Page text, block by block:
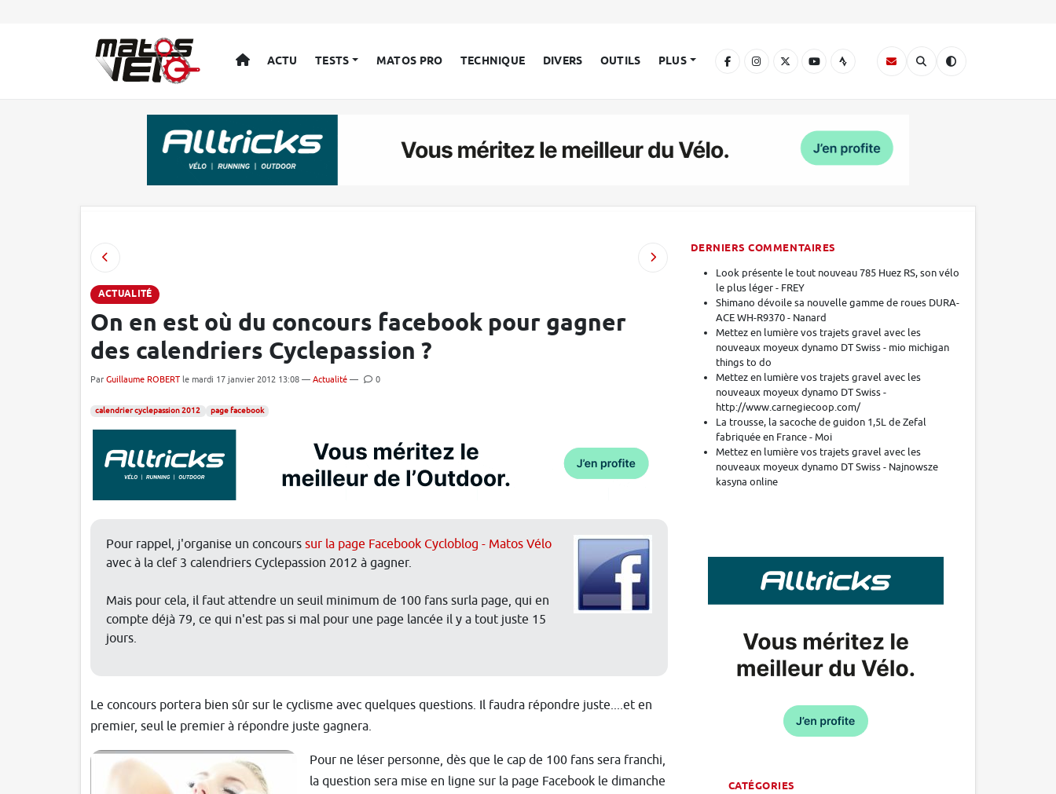
ACCUEIL
ACTU TESTS MATOS PRO TECHNIQUE DIVERS OUTILS PLUS
ACTUALITÉ
On en est où du concours facebook pour gagner
des calendriers Cyclepassion ?
Par Guillaume ROBERT le mardi 17 janvier 2012 13:08 — Actualité — 0
calendrier cyclepassion 2012 page facebook
Pour rappel, j'organise un concours sur la page Facebook Cycloblog - Matos Vélo
avec à la clef 3 calendriers Cyclepassion 2012 à gagner.
Mais pour cela, il faut attendre un seuil minimum de 100 fans surla page, qui en
compte déjà 79, ce qui n'est pas si mal pour une page lancée il y a tout juste 15
jours.
Le concours portera bien sûr sur le cyclisme avec quelques questions. Il faudra répondre juste....et en
premier, seul le premier à répondre juste gagnera.
Pour ne léser personne, dès que le cap de 100 fans sera franchi,
la question sera mise en ligne sur la page Facebook le dimanche
DERNIERS COMMENTAIRES
Look présente le tout nouveau 785 Huez RS, son vélo
le plus léger - FREY
Shimano dévoile sa nouvelle gamme de roues DURA-
ACE WH-R9370 - Nanard
Mettez en lumière vos trajets gravel avec les
nouveaux moyeux dynamo DT Swiss - mio michigan
things to do
Mettez en lumière vos trajets gravel avec les
nouveaux moyeux dynamo DT Swiss -
http://www.carnegiecoop.com/
La trousse, la sacoche de guidon 1,5L de Zefal
fabriquée en France - Moi
Mettez en lumière vos trajets gravel avec les
nouveaux moyeux dynamo DT Swiss - Najnowsze
kasyna online
CATÉGORIES